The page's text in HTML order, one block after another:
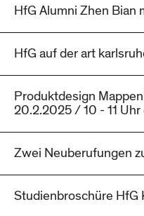
HfG Alumni Zhen Bian
HfG auf der art
Produktdesign
20.2.2025 / 10 - 11
Zwei Neuberufungen
Studienbroschüre HfG